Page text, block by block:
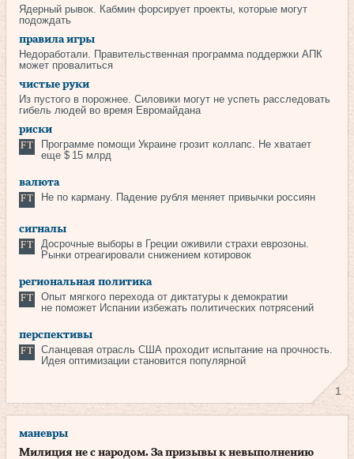
Ядерный рывок. Кабмин форсирует проекты, которые могут
подождать
правила игры
Недоработали. Правительственная программа поддержки АПК
может провалиться
чистые руки
Из пустого в порожнее. Силовики могут не успеть расследовать
гибель людей во время Евромайдана
риски
Программе помощи Украине грозит коллапс. Не хватает
еще $ 15 млрд
валюта
Не по карману. Падение рубля меняет привычки россиян
сигналы
Досрочные выборы в Греции оживили страхи еврозоны.
Рынки отреагировали снижением котировок
региональная политика
Опыт мягкого перехода от диктатуры к демократии
не поможет Испании избежать политических потрясений
перспективы
Сланцевая отрасль США проходит испытание на прочность.
Идея оптимизации становится популярной
1
маневры
Милиция не с народом. За призывы к невыполнению